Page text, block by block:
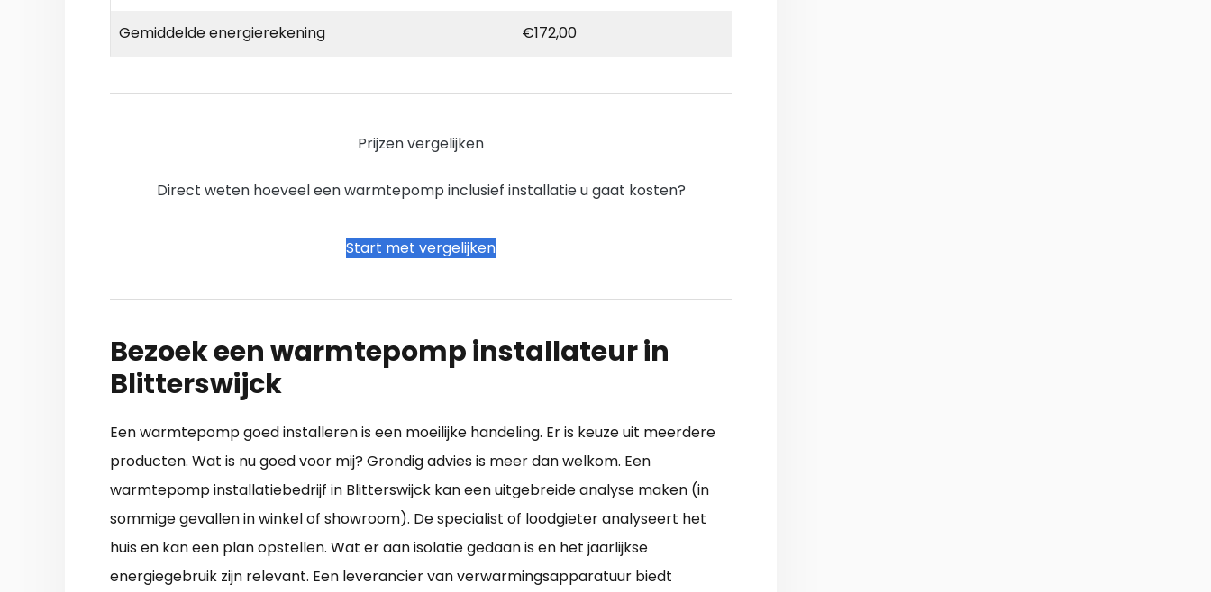
Gemiddelde energierekening €172,00
Prijzen vergelijken
Direct weten hoeveel een warmtepomp inclusief installatie u gaat kosten?
Start met vergelijken
Bezoek een warmtepomp installateur in
Blitterswijck
Een warmtepomp goed installeren is een moeilijke handeling. Er is keuze uit meerdere
producten. Wat is nu goed voor mij? Grondig advies is meer dan welkom. Een
warmtepomp installatiebedrijf in Blitterswijck kan een uitgebreide analyse maken (in
sommige gevallen in winkel of showroom). De specialist of loodgieter analyseert het
huis en kan een plan opstellen. Wat er aan isolatie gedaan is en het jaarlijkse
energiegebruik zijn relevant. Een leverancier van verwarmingsapparatuur biedt